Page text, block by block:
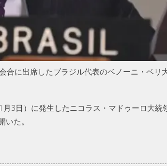
合に出席したブラジル代表のベノーニ・ベリ
3日）に発生したニコラス・マドゥーロ大統
た。